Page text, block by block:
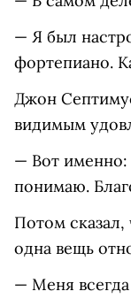
— Я был
фортепиано.
Джон
видимым
— Вот именно:
понимаю.
Потом сказал,
одна вещь
— Меня